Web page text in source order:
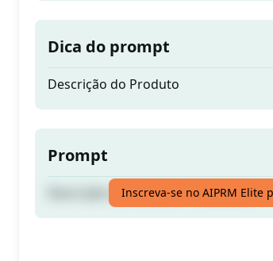
Dica do prompt
Descrição do Produto
Prompt
Descrição do Produto - Atualizada
Inscreva-se no AIPRM Elite